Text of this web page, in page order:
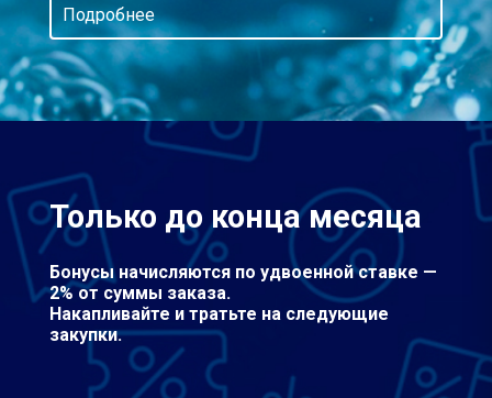
Подробнее
Только до конца месяца
Бонусы начисляются по удвоенной ставке —
2% от суммы заказа.
Накапливайте и тратьте на следующие
закупки.